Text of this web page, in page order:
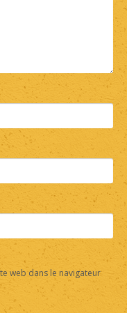
web dans le navigateur